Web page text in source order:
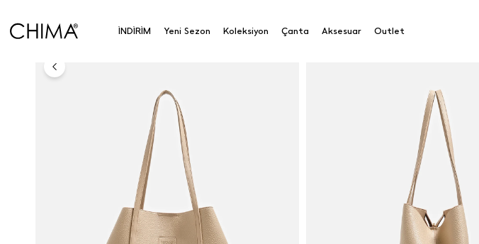
İNDİRİM Yeni Sezon Koleksiyon Çanta Aksesuar Outlet
Omuz Çantası